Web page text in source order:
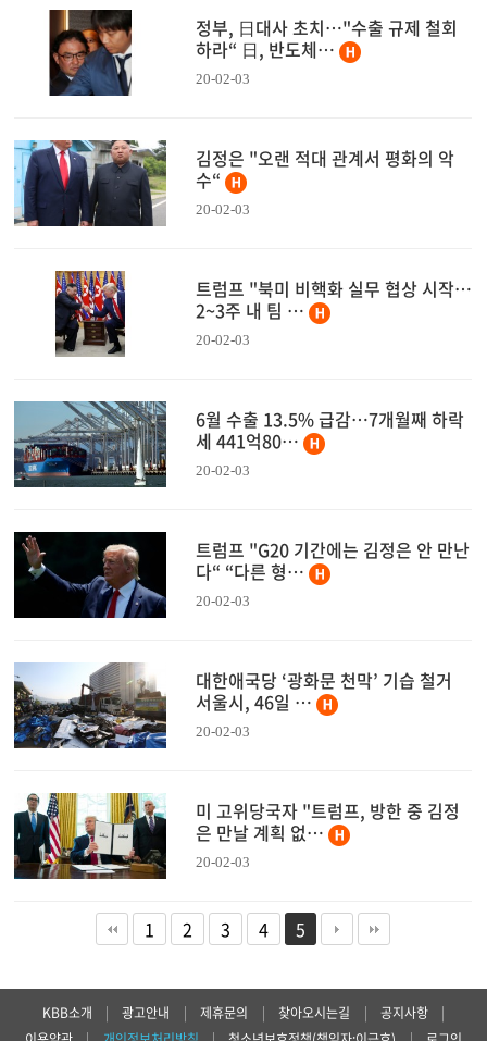
정부, 日대사 초치…"수출 규제 철회
하라“ 日, 반도체…
20-02-03
김정은 "오랜 적대 관계서 평화의 악
수“
20-02-03
트럼프 "북미 비핵화 실무 협상 시작…
2~3주 내 팀 …
20-02-03
6월 수출 13.5% 급감…7개월째 하락
세 441억80…
20-02-03
트럼프 "G20 기간에는 김정은 안 만난
다“ “다른 형…
20-02-03
대한애국당 ‘광화문 천막’ 기습 철거
서울시, 46일 …
20-02-03
미 고위당국자 "트럼프, 방한 중 김정
은 만날 계획 없…
20-02-03
1 2 3 4 5
KBB소개 | 광고안내 | 제휴문의 | 찾아오시는길 | 공지사항
|